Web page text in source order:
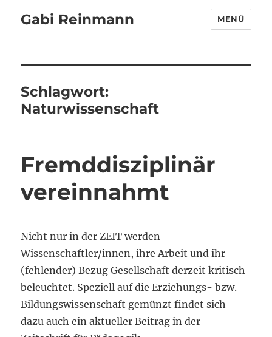
Gabi Reinmann MENÜ
Schlagwort:
Naturwissenschaft
Fremddisziplinär
vereinnahmt
Nicht nur in der ZEIT werden
Wissenschaftler/innen, ihre Arbeit und ihr
(fehlender) Bezug Gesellschaft derzeit kritisch
beleuchtet. Speziell auf die Erziehungs- bzw.
Bildungswissenschaft gemünzt findet sich
dazu auch ein aktueller Beitrag in der